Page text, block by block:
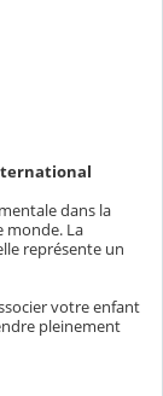
dans la
monde. La
représente un
votre enfant
pleinement